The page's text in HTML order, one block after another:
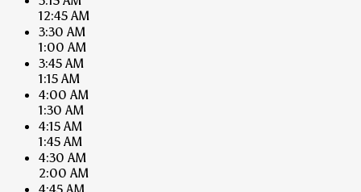
12:45 AM
3:30 AM
1:00 AM
3:45 AM
1:15 AM
4:00 AM
1:30 AM
4:15 AM
1:45 AM
4:30 AM
2:00 AM